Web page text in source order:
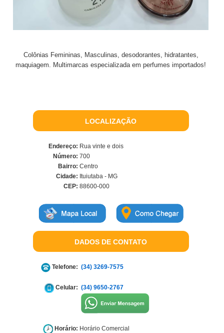
Colônias Femininas, Masculinas, desodorantes, hidratantes,
maquiagem. Multimarcas especializada em perfumes importados!
LOCALIZAÇÃO
Endereço: Rua vinte e dois
Número: 700
Bairro: Centro
Cidade: Ituiutaba - MG
CEP: 88600-000
DADOS DE CONTATO
Telefone: (34) 3269-7575
Celular: (34) 9650-2767
Horário: Horário Comercial